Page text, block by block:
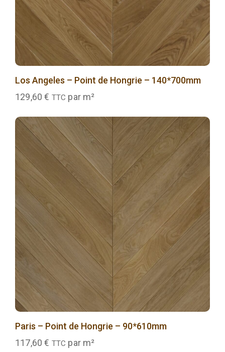
Los Angeles – Point de Hongrie – 140*700mm
129,60€ TTC par m²
Paris – Point de Hongrie – 90*610mm
117,60€ TTC par m²